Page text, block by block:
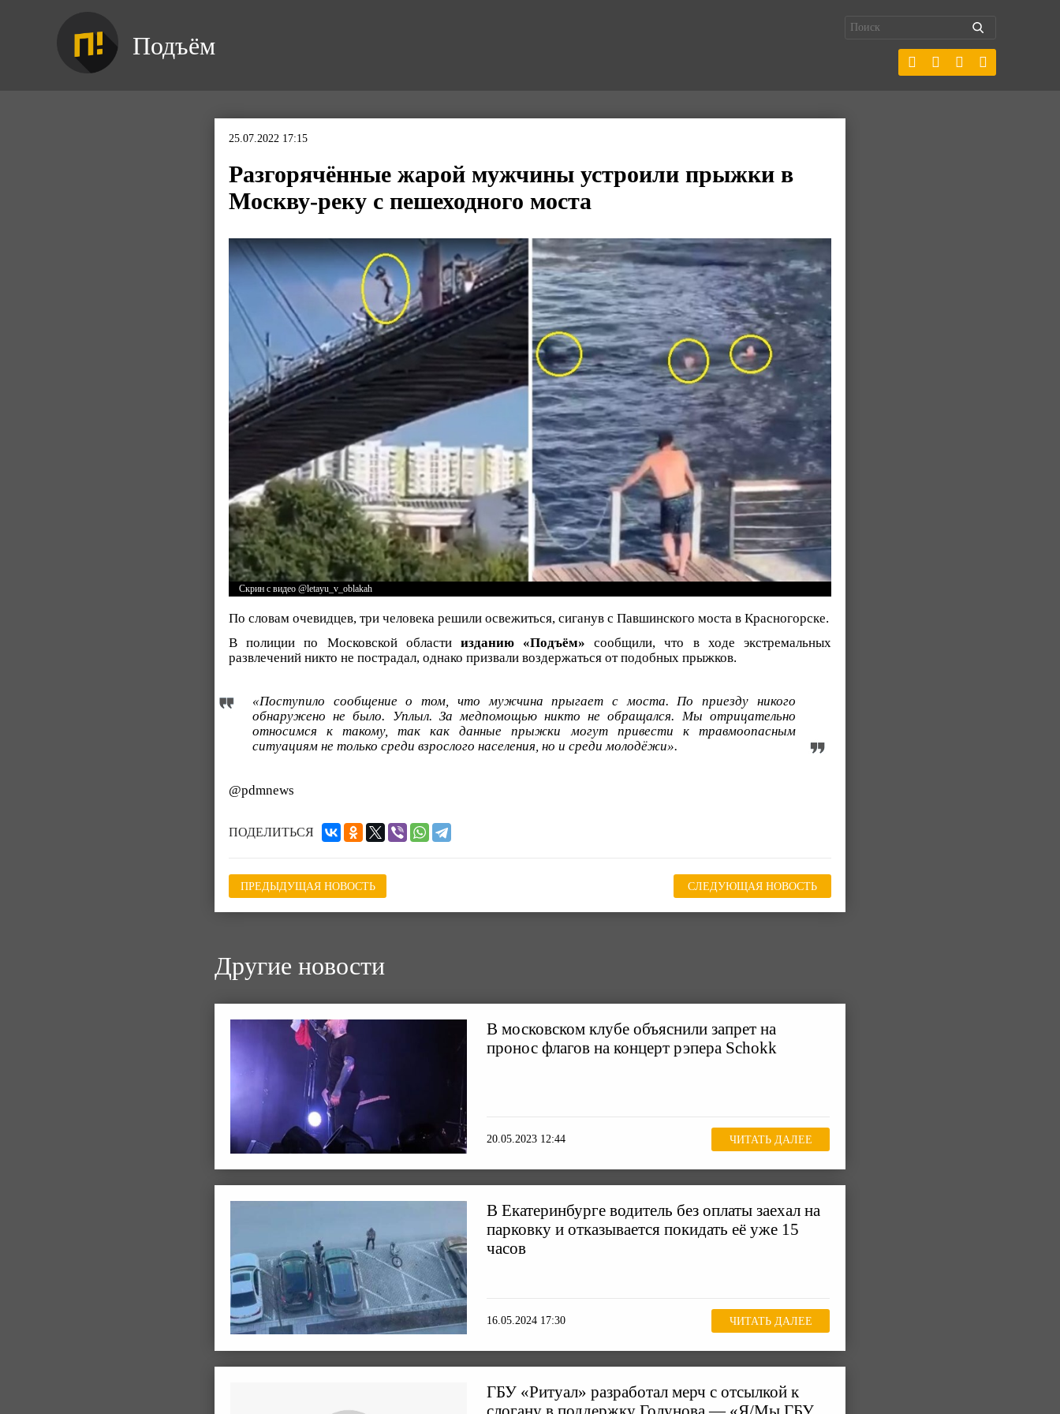
Подъём
25.07.2022 17:15
Разгорячённые жарой мужчины устроили прыжки в
Москву-реку с пешеходного моста
Скрин с видео @letayu_v_oblakah
По словам очевидцев, три человека решили освежиться, сиганув с Павшинского моста в Красногорске.
В полиции по Московской области изданию «Подъём» сообщили, что в ходе экстремальных
развлечений никто не пострадал, однако призвали воздержаться от подобных прыжков.
«Поступило сообщение о том, что мужчина прыгает с моста. По приезду никого
обнаружено не было. Уплыл. За медпомощью никто не обращался. Мы отрицательно
относимся к такому, так как данные прыжки могут привести к травмоопасным
ситуациям не только среди взрослого населения, но и среди молодёжи».
@pdmnews
ПОДЕЛИТЬСЯ
ПРЕДЫДУЩАЯ НОВОСТЬ СЛЕДУЮЩАЯ НОВОСТЬ
Другие новости
В московском клубе объяснили запрет на
пронос флагов на концерт рэпера Schokk
20.05.2023 12:44 ЧИТАТЬ ДАЛЕЕ
В Екатеринбурге водитель без оплаты заехал на
парковку и отказывается покидать её уже 15
часов
16.05.2024 17:30 ЧИТАТЬ ДАЛЕЕ
ГБУ «Ритуал» разработал мерч с отсылкой к